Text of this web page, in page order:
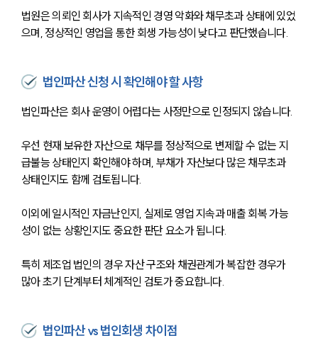
법원은 의뢰인 회사가 지속적인 경영 악화와 채무초과 상태에 있었
으며, 정상적인 영업을 통한 회생 가능성이 낮다고 판단했습니다.
법인파산 신청 시 확인해야 할 사항
법인파산은 회사 운영이 어렵다는 사정만으로 인정되지 않습니다.
우선 현재 보유한 자산으로 채무를 정상적으로 변제할 수 없는 지
급불능 상태인지 확인해야 하며, 부채가 자산보다 많은 채무초과
상태인지도 함께 검토됩니다.
이외에 일시적인 자금난인지, 실제로 영업 지속과 매출 회복 가능
성이 없는 상황인지도 중요한 판단 요소가 됩니다.
특히 제조업 법인의 경우 자산 구조와 채권관계가 복잡한 경우가
많아 초기 단계부터 체계적인 검토가 중요합니다.
법인파산 vs 법인회생 차이점